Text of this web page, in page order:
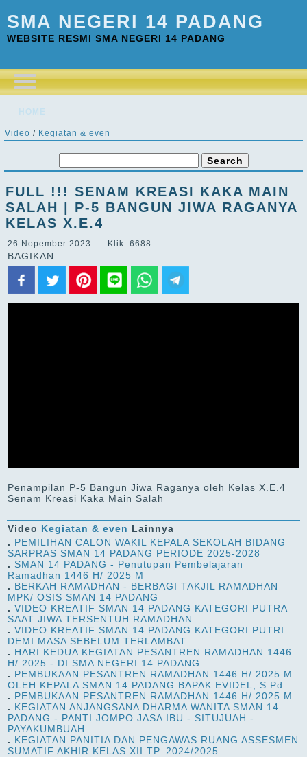
SMA NEGERI 14 PADANG
WEBSITE RESMI SMA NEGERI 14 PADANG
HOME
Video / Kegiatan & even
FULL !!! SENAM KREASI KAKA MAIN
SALAH | P-5 BANGUN JIWA RAGANYA
KELAS X.E.4
26 Nopember 2023 Klik: 6688
BAGIKAN:
Penampilan P-5 Bangun Jiwa Raganya oleh Kelas X.E.4
Senam Kreasi Kaka Main Salah
Video Kegiatan & even Lainnya
. PEMILIHAN CALON WAKIL KEPALA SEKOLAH BIDANG
SARPRAS SMAN 14 PADANG PERIODE 2025-2028
. SMAN 14 PADANG - Penutupan Pembelajaran
Ramadhan 1446 H/ 2025 M
. BERKAH RAMADHAN - BERBAGI TAKJIL RAMADHAN
MPK/ OSIS SMAN 14 PADANG
. VIDEO KREATIF SMAN 14 PADANG KATEGORI PUTRA
SAAT JIWA TERSENTUH RAMADHAN
. VIDEO KREATIF SMAN 14 PADANG KATEGORI PUTRI
DEMI MASA SEBELUM TERLAMBAT
. HARI KEDUA KEGIATAN PESANTREN RAMADHAN 1446
H/ 2025 - DI SMA NEGERI 14 PADANG
. PEMBUKAAN PESANTREN RAMADHAN 1446 H/ 2025 M
OLEH KEPALA SMAN 14 PADANG BAPAK EVIDEL, S.Pd.
. PEMBUKAAN PESANTREN RAMADHAN 1446 H/ 2025 M
. KEGIATAN ANJANGSANA DHARMA WANITA SMAN 14
PADANG - PANTI JOMPO JASA IBU - SITUJUAH -
PAYAKUMBUAH
. KEGIATAN PANITIA DAN PENGAWAS RUANG ASSESMEN
SUMATIF AKHIR KELAS XII TP. 2024/2025